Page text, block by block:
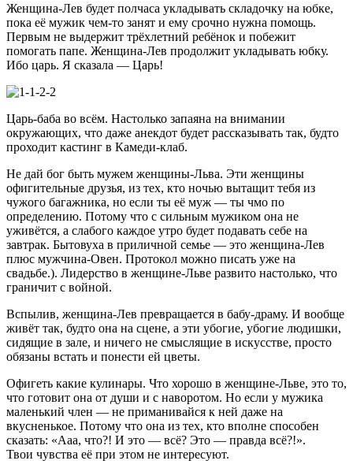
Женщина-Лев будет полчаса укладывать складочку на юбке,
пока её мужик чем-то занят и ему срочно нужна помощь.
Первым не выдержит трёхлетний ребёнок и побежит
помогать папе. Женщина-Лев продолжит укладывать юбку.
Ибо царь. Я сказала — Царь!
Царь-баба во всём. Настолько запаяна на внимании
окружающих, что даже анекдот будет рассказывать так, будто
проходит кастинг в Камеди-клаб.
Не дай бог быть мужем женщины-Льва. Эти женщины
офигительные друзья, из тех, кто ночью вытащит тебя из
чужого багажника, но если ты её муж — ты чмо по
определению. Потому что с сильным мужиком она не
уживётся, а слабого каждое утро будет подавать себе на
завтрак. Бытовуха в приличной семье — это женщина-Лев
плюс мужчина-Овен. Протокол можно писать уже на
свадьбе.). Лидерство в женщине-Льве развито настолько, что
граничит с войной.
Вспылив, женщина-Лев превращается в бабу-драму. И вообще
живёт так, будто она на сцене, а эти убогие, убогие людишки,
сидящие в зале, и ничего не смыслящие в искусстве, просто
обязаны встать и понести ей цветы.
Офигеть какие кулинары. Что хорошо в женщине-Льве, это то,
что готовит она от души и с наворотом. Но если у мужика
маленький член — не приманивайся к ней даже на
вкусненькое. Потому что она из тех, кто вполне способен
сказать: «Ааа, что?! И это — всё? Это — правда всё?!».
Твои чувства её при этом не интересуют.